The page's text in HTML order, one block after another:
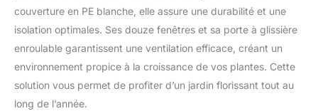
couverture en PE blanche, elle assure une durabilité et une
isolation optimales. Ses douze fenêtres et sa porte à glissière
enroulable garantissent une ventilation efficace, créant un
environnement propice à la croissance de vos plantes. Cette
solution vous permet de profiter d’un jardin florissant tout au
long de l’année.